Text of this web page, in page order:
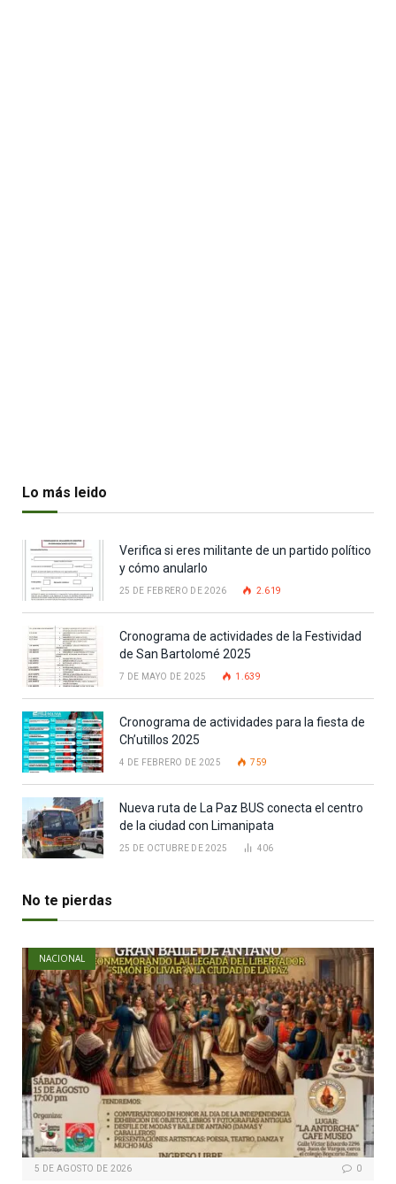
Lo más leido
Verifica si eres militante de un partido político
y cómo anularlo
25 DE FEBRERO DE 2026 2.619
Cronograma de actividades de la Festividad
de San Bartolomé 2025
7 DE MAYO DE 2025 1.639
Cronograma de actividades para la fiesta de
Ch’utillos 2025
4 DE FEBRERO DE 2025 759
Nueva ruta de La Paz BUS conecta el centro
de la ciudad con Limanipata
25 DE OCTUBRE DE 2025 406
No te pierdas
NACIONAL
5 DE AGOSTO DE 2026 0